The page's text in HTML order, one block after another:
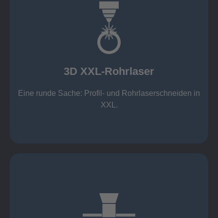
3D XXL-Rohrlaser
Eine runde Sache: Profil- und Rohrlaserschneiden in
XXL.
3D XXL-Rohrlaser
Rechteckprofile bis 300 x 300 mm
Wandstärken:
Nichtrostende Stähle 15 mm (oxidfrei)
Aluminium 10 mm (oxidfrei)